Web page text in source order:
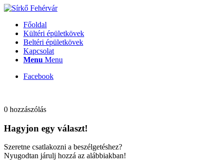
Főoldal
Kültéri épületkövek
Beltéri épületkövek
Kapcsolat
Menu Menu
Facebook
0 hozzászólás
Hagyjon egy választ!
Szeretne csatlakozni a beszélgetéshez?
Nyugodtan járulj hozzá az alábbiakban!